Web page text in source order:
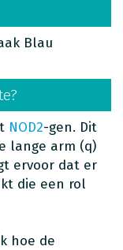
Blau
NOD2-gen. Dit
lange arm (q)
ervoor dat er
die een rol
hoe de